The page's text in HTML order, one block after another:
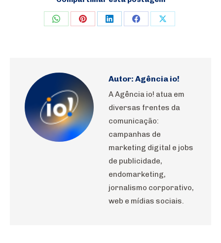
Share Share Share Share Share
Autor: Agência io!
A Agência io! atua em
diversas frentes da
comunicação:
campanhas de
marketing digital e jobs
de publicidade,
endomarketing,
jornalismo corporativo,
web e mídias sociais.